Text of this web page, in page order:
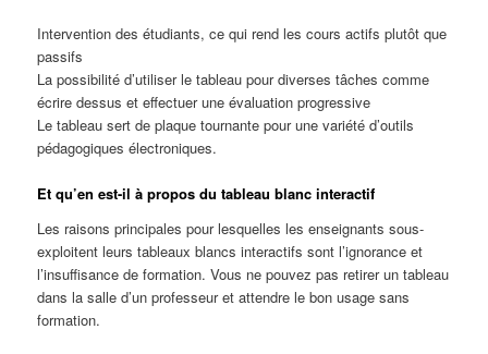
Intervention des étudiants, ce qui rend les cours actifs plutôt que
passifs
La possibilité d’utiliser le tableau pour diverses tâches comme
écrire dessus et effectuer une évaluation progressive
Le tableau sert de plaque tournante pour une variété d’outils
pédagogiques électroniques.
Et qu’en est-il à propos du tableau blanc interactif
Les raisons principales pour lesquelles les enseignants sous-
exploitent leurs tableaux blancs interactifs sont l’ignorance et
l’insuffisance de formation. Vous ne pouvez pas retirer un tableau
dans la salle d’un professeur et attendre le bon usage sans
formation.